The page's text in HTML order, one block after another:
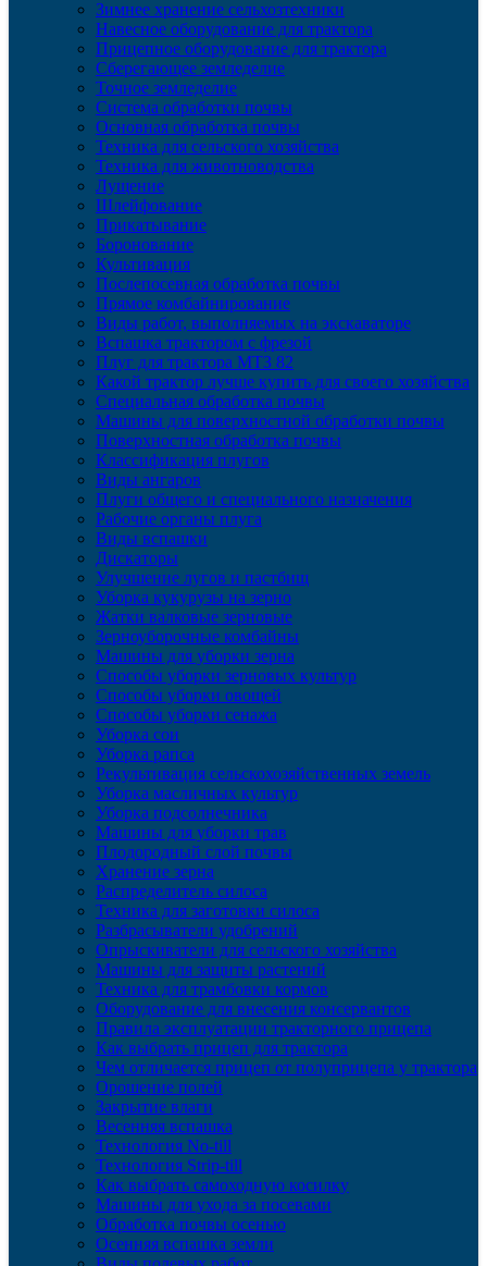
Зимнее хранение сельхозтехники
Навесное оборудование для трактора
Прицепное оборудование для трактора
Сберегающее земледелие
Точное земледелие
Система обработки почвы
Основная обработка почвы
Техника для сельского хозяйства
Техника для животноводства
Лущение
Шлейфование
Прикатывание
Боронование
Культивация
Послепосевная обработка почвы
Прямое комбайнирование
Виды работ, выполняемых на экскаваторе
Вспашка трактором с фрезой
Плуг для трактора МТЗ 82
Какой трактор лучше купить для своего хозяйства
Специальная обработка почвы
Машины для поверхностной обработки почвы
Поверхностная обработка почвы
Классификация плугов
Виды ангаров
Плуги общего и специального назначения
Рабочие органы плуга
Виды вспашки
Дискаторы
Улучшение лугов и пастбищ
Уборка кукурузы на зерно
Жатки валковые зерновые
Зерноуборочные комбайны
Машины для уборки зерна
Способы уборки зерновых культур
Способы уборки овощей
Способы уборки сенажа
Уборка сои
Уборка рапса
Рекультивация сельскохозяйственных земель
Уборка масличных культур
Уборка подсолнечника
Машины для уборки трав
Плодородный слой почвы
Хранение зерна
Распределитель силоса
Техника для заготовки силоса
Разбрасыватели удобрений
Опрыскиватели для сельского хозяйства
Машины для защиты растений
Техника для трамбовки кормов
Оборудование для внесения консервантов
Правила эксплуатации тракторного прицепа
Как выбрать прицеп для трактора
Чем отличается прицеп от полуприцепа у трактора
Орошение полей
Закрытие влаги
Весенняя вспашка
Технология No-till
Технология Strip-till
Как выбрать самоходную косилку
Машины для ухода за посевами
Обработка почвы осенью
Осенняя вспашка земли